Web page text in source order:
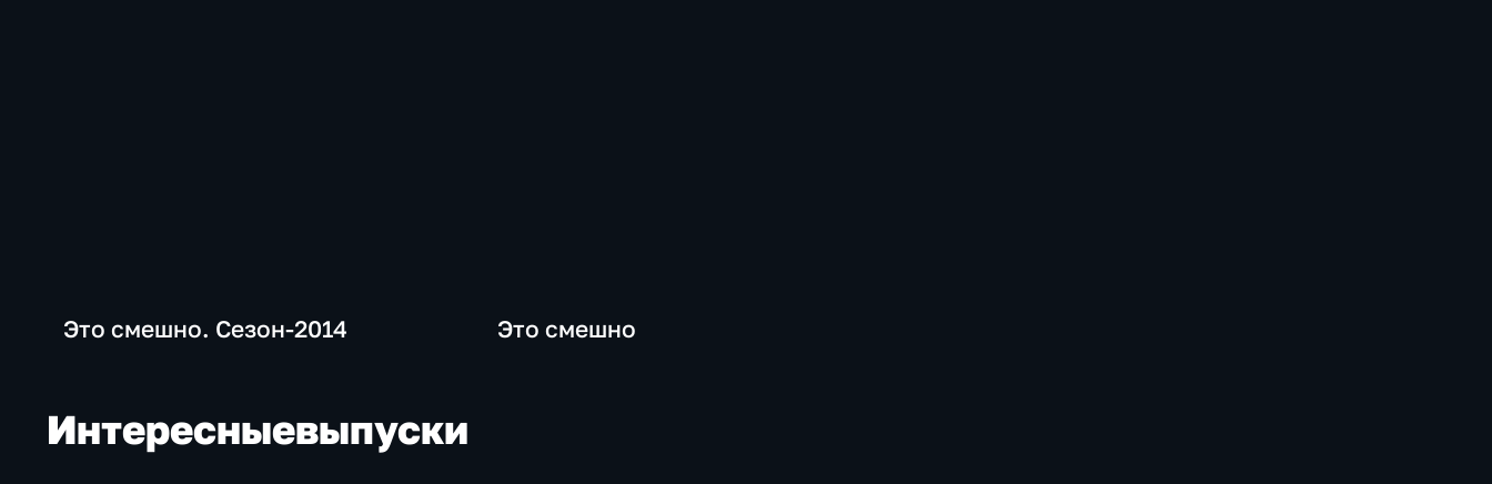
Это смешно. Сезон-2014 Это смешно
Интересныевыпуски